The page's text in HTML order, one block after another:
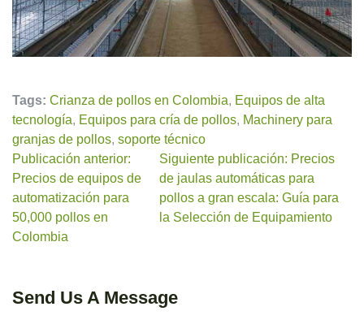
Tags: Crianza de pollos en Colombia, Equipos de alta
tecnología, Equipos para cría de pollos, Machinery para
granjas de pollos, soporte técnico
Publicación anterior:
Precios de equipos de
automatización para
50,000 pollos en
Colombia
Siguiente publicación: Precios
de jaulas automáticas para
pollos a gran escala: Guía para
la Selección de Equipamiento
Send Us A Message